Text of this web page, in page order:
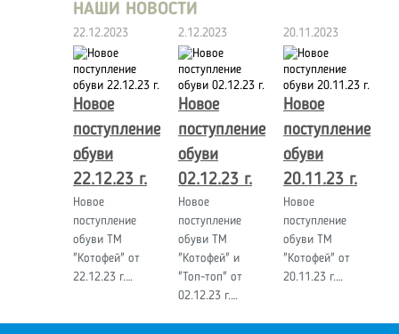
НАШИ НОВОСТИ
22.12.2023
Новое
поступление
обуви
22.12.23 г.
Новое
поступление
обуви ТМ
"Котофей" от
22.12.23 г.…
2.12.2023
Новое
поступление
обуви
02.12.23 г.
Новое
поступление
обуви ТМ
"Котофей" и
"Топ-топ" от
02.12.23 г.…
20.11.2023
Новое
поступление
обуви
20.11.23 г.
Новое
поступление
обуви ТМ
"Котофей" от
20.11.23 г.…